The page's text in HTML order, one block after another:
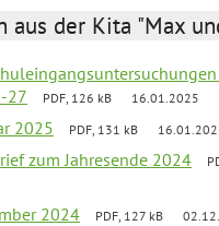
aus der Kita "Max
27
PDF, 126 kB 16.01.2025
2025 PDF, 131 kB
zum Jahresende 2024
2024 PDF, 127 kB